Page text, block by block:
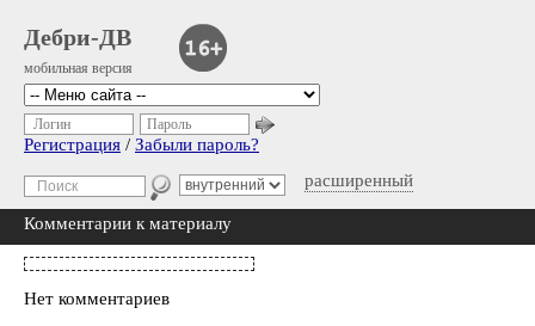
Дебри-ДВ
мобильная версия
расширенный
Логин Пароль
Регистрация / Забыли пароль?
Комментарии к материалу
Нет комментариев